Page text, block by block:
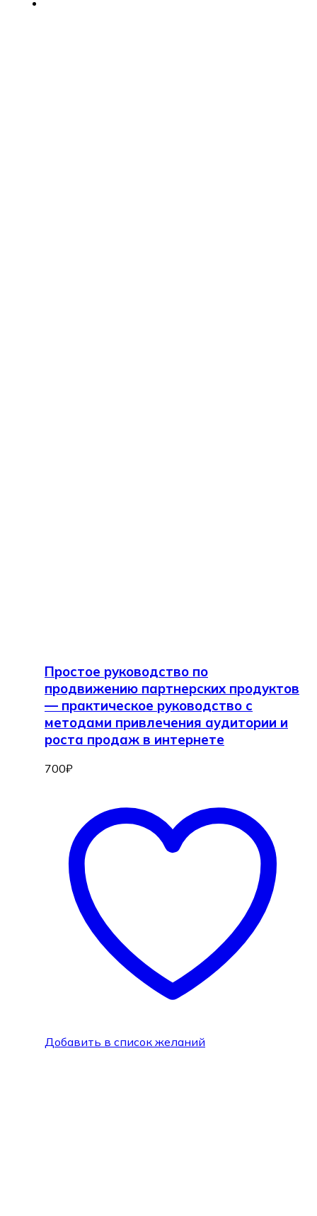
Простое руководство по
продвижению партнерских продуктов
— практическое руководство с
методами привлечения аудитории и
роста продаж в интернете
700₽
Добавить в список желаний